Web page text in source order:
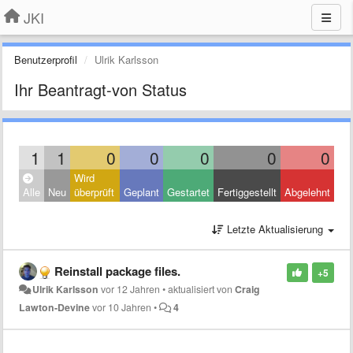
JKI
Benutzerprofil Ulrik Karlsson
Ihr Beantragt-von Status
1 1 0 0 0 0 0
Alle Neu
Wird
überprüft
Geplant Gestartet Fertiggestellt Abgelehnt
Letzte Aktualisierung
+5
Reinstall package files.
Ulrik Karlsson vor 12 Jahren •aktualisiert vonCraig
Lawton-Devinevor 10 Jahren • 4